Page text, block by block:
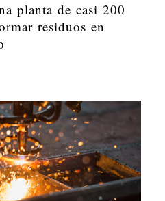
planta de casi 200
residuos en